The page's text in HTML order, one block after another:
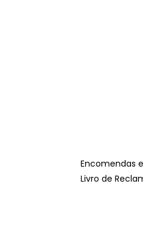
Encomendas
Livro de